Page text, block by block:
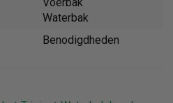
Waterbak
Benodigdheden